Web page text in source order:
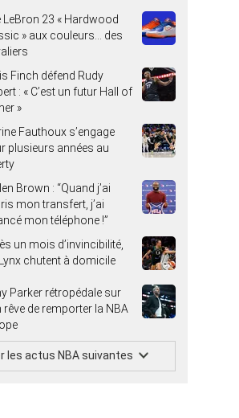
LeBron 23 « Hardwood
» aux couleurs… des
Finch défend Rudy
: « C’est un futur Hall of
»
Fauthoux s’engage
plusieurs années au
Brown : “Quand j’ai
mon transfert, j’ai
mon téléphone !”
un mois d’invincibilité,
chutent à domicile
Parker rétropédale sur
rêve de remporter la NBA
les actus NBA suivantes